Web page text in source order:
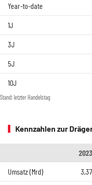
Year-to-date
1J
3J
5J
10J
Stand: letzter Handelstag
Kennzahlen zur
2023
Umsatz (Mrd)
3,37